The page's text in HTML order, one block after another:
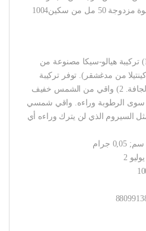
هايالو-سيكا المقاوم للماء، عبوة مزدوجة 50 مل من سكين1004
سكين1004 هيالو-سيكا لاين 1) تركيبة هيالو-سيكا مصنوعة من
من مدغشقر). توفر تركيبة
هيالو-سيكا الرطوبة للبشرة الجافة. 2) واقي من الشمس خفيف
سوى الرطوبة وراءه. واقي شمسي
السيروم الذي لن يترك وراءه أي